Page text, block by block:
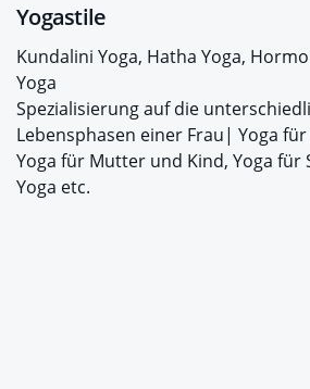
Yogastile
Kundalini Yoga, Hatha Yoga,
Yoga
Spezialisierung auf die
Lebensphasen einer Frau| Yoga für
Yoga für Mutter und Kind, Yoga für
Yoga etc.